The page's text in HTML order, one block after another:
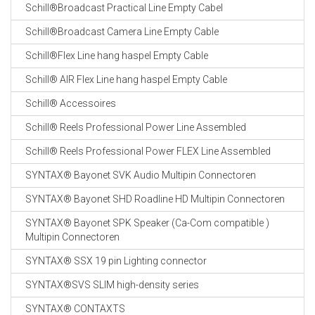
Schill®Broadcast Practical Line Empty Cabel
Schill®Broadcast Camera Line Empty Cable
Schill®Flex Line hang haspel Empty Cable
Schill® AIR Flex Line hang haspel Empty Cable
Schill® Accessoires
Schill® Reels Professional Power Line Assembled
Schill® Reels Professional Power FLEX Line Assembled
SYNTAX® Bayonet SVK Audio Multipin Connectoren
SYNTAX® Bayonet SHD Roadline HD Multipin Connectoren
SYNTAX® Bayonet SPK Speaker (Ca-Com compatible )
Multipin Connectoren
SYNTAX® SSX 19 pin Lighting connector
SYNTAX®SVS SLIM high-density series
SYNTAX® CONTAXTS